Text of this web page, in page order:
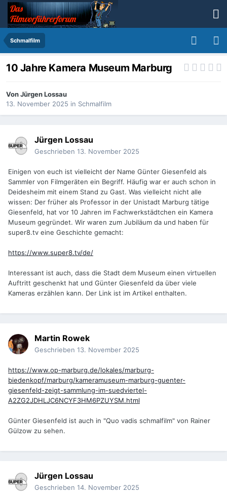
Schmalfilm
10 Jahre Kamera Museum Marburg
VonJürgen Lossau
13. November 2025 in Schmalfilm
Jürgen Lossau
Geschrieben 13. November 2025
Einigen von euch ist vielleicht der Name Günter Giesenfeld als
Sammler von Filmgeräten ein Begriff. Häufig war er auch schon in
Deidesheim mit einem Stand zu Gast. Was vielleicht nicht alle
wissen: Der früher als Professor in der Unistadt Marburg tätige
Giesenfeld, hat vor 10 Jahren im Fachwerkstädtchen ein Kamera
Museum gegründet. Wir waren zum Jubiläum da und haben für
super8.tv eine Geschichte gemacht:
https://www.super8.tv/de/
Interessant ist auch, dass die Stadt dem Museum einen virtuellen
Auftritt geschenkt hat und Günter Giesenfeld da über viele
Kameras erzählen kann. Der Link ist im Artikel enthalten.
Martin Rowek
Geschrieben 13. November 2025
https://www.op-marburg.de/lokales/marburg-
biedenkopf/marburg/kameramuseum-marburg-guenter-
giesenfeld-zeigt-sammlung-im-suedviertel-
A2ZG2JDHLJC6NCYF3HM6PZUYSM.html
Günter Giesenfeld ist auch in "Quo vadis schmalfilm" von Rainer
Gülzow zu sehen.
Jürgen Lossau
Geschrieben 14. November 2025